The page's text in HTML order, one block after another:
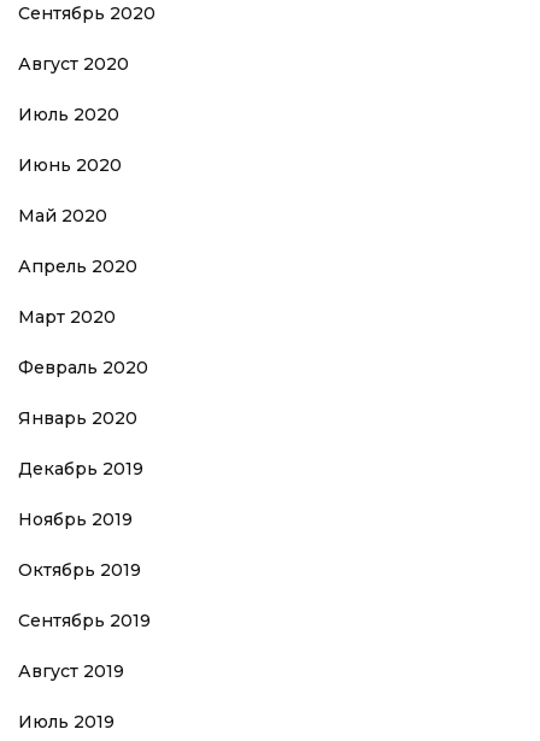
Сентябрь 2020
Август 2020
Июль 2020
Июнь 2020
Май 2020
Апрель 2020
Март 2020
Февраль 2020
Январь 2020
Декабрь 2019
Ноябрь 2019
Октябрь 2019
Сентябрь 2019
Август 2019
Июль 2019